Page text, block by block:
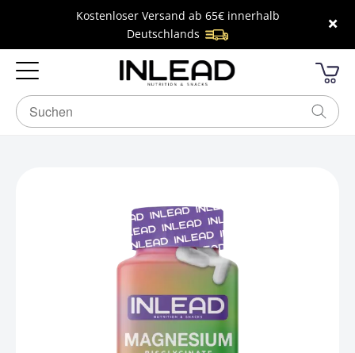
Kostenloser Versand ab 65€ innerhalb
Deutschlands
×